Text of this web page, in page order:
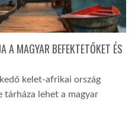
A MAGYAR BEFEKTETŐKET ÉS
kelet-afrikai ország
tárháza lehet a magyar